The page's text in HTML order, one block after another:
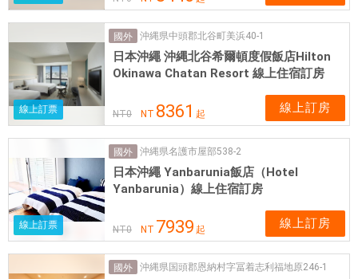
線上訂票
國外 沖縄県中頭郡北谷町美浜40-1
日本沖繩 沖縄北谷希爾頓度假飯店Hilton
Okinawa Chatan Resort 線上住宿訂房
NT0 NT 8361 起 線上訂房
線上訂票
國外 沖縄県名護市屋部538-2
日本沖繩 Yanbarunia飯店（Hotel
Yanbarunia）線上住宿訂房
NT0 NT 7939 起 線上訂房
國外 沖縄県国頭郡恩納村字冨着志利福地原246-1